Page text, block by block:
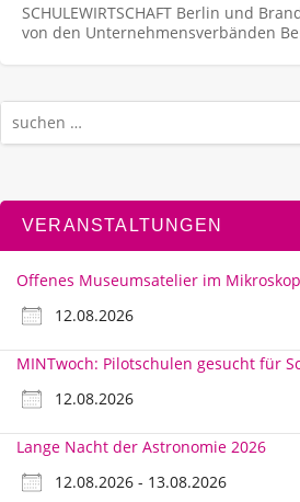
SCHULEWIRTSCHAFT Berlin und
von den Unternehmens­verbänden
VERANSTALTUNGEN
Offenes Museumsatelier im
12.08.2026
MINTwoch: Pilotschulen gesucht für
12.08.2026
Lange Nacht der Astronomie 2026
12.08.2026 - 13.08.2026